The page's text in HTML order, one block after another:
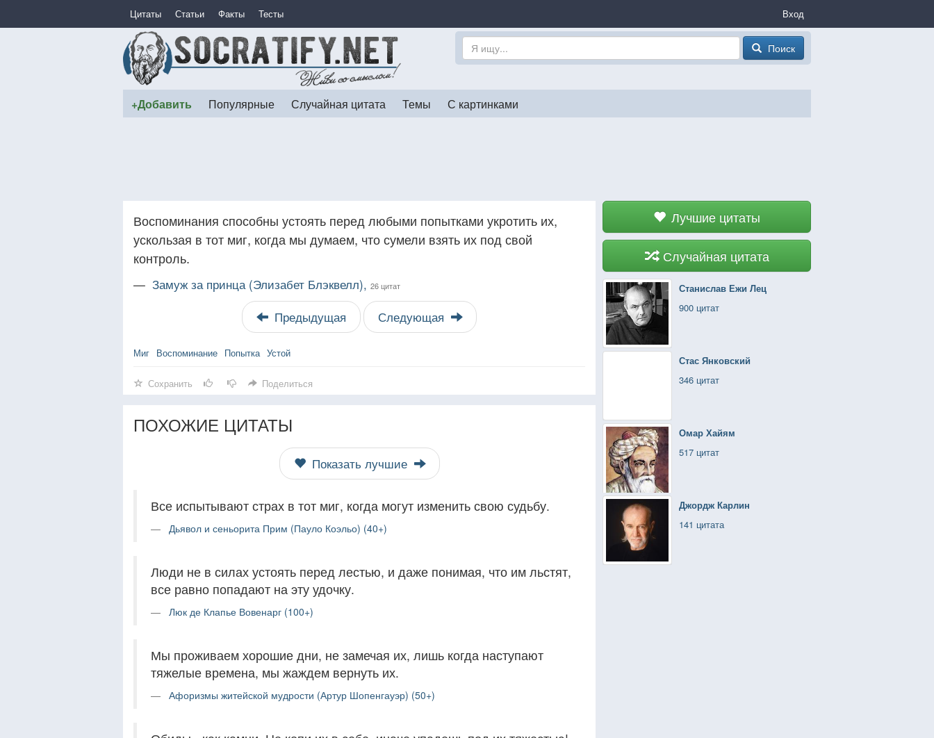
Цитаты Статьи Факты Тесты Вход
Поиск
+Добавить Популярные Случайная цитата Темы С картинками
Лучшие цитаты
Случайная цитата
Станислав Ежи Лец
900 цитат
Стас Янковский
346 цитат
Омар Хайям
517 цитат
Джордж Карлин
141 цитата
Воспоминания способны устоять перед любыми попытками укротить их,
ускользая в тот миг, когда мы думаем, что сумели взять их под свой
контроль.
— Замуж за принца (Элизабет Блэквелл), 26 цитат
Предыдущая Следующая
Миг Воспоминание Попытка Устой
Сохранить Поделиться
ПОХОЖИЕ ЦИТАТЫ
Показать лучшие
Все испытывают страх в тот миг, когда могут изменить свою судьбу.
Дьявол и сеньорита Прим (Пауло Коэльо) (40+)
Люди не в силах устоять перед лестью, и даже понимая, что им льстят,
все равно попадают на эту удочку.
Люк де Клапье Вовенарг (100+)
Мы проживаем хорошие дни, не замечая их, лишь когда наступают
тяжелые времена, мы жаждем вернуть их.
Афоризмы житейской мудрости (Артур Шопенгауэр) (50+)